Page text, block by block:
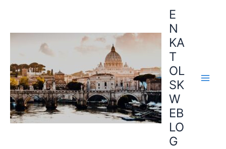
E
N
KA
T
OL
SK
W
EB
LO
G